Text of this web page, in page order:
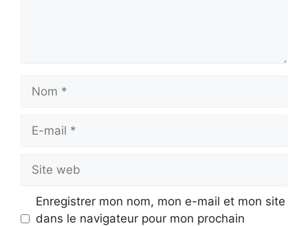
mail
web
Enregistrer mon nom, mon e-mail et mon site
dans le navigateur pour mon prochain